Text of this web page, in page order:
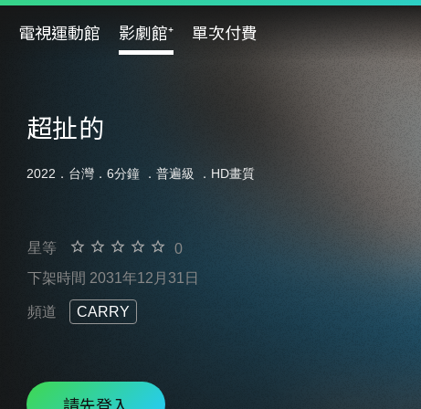
電視運動館 影劇館⁺ 單次付費
超扯的
2022．台灣．6分鐘 ． 普遍級 ．HD畫質
星等
0
下架時間 2031年12月31日
頻道 CARRY